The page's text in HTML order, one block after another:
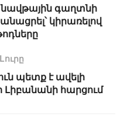
նավթային գաղտնի
կիրառելով
պետք է ավելի
հարցում